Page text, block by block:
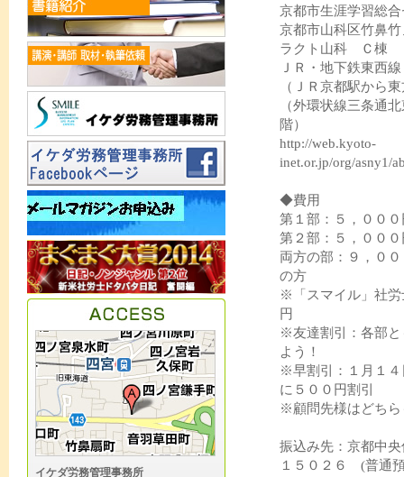
京都市生涯学習総
京都市山科区竹鼻
ラクト山科 Ｃ棟
ＪＲ・地下鉄東西
（ＪＲ京都駅から
（外環状線三条
階）
http://web.kyoto-
inet.or.jp/org/asny1/
◆費用
第１部：５，０００
第２部：５，０００
両方の部：９，０
の方
※「スマイル」社労
円
※友達割引：各部と
よう！
※早割引：１月１４
に５００円割引
※顧問先様はどちら
振込み先：京都中
１５０２６ (
イケダ労務管理事務所